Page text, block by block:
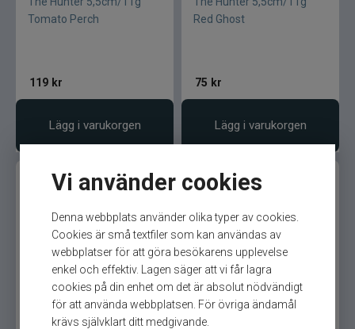
Vi använder cookies
Denna webbplats använder olika typer av cookies.
Cookies är små textfiler som kan användas av
webbplatser för att göra besökarens upplevelse
enkel och effektiv. Lagen säger att vi får lagra
cookies på din enhet om det är absolut nödvändigt
för att använda webbplatsen. För övriga ändamål
krävs självklart ditt medgivande.
Tomato Perch
119 kr
Lägg i varukorgen
Red Ghost
75 kr
Lägg i varukorgen
The Hunter 5,5cm/11g
Lemon Delight
The Hunter 5,5cm/11g
Japanese Blue Bleak